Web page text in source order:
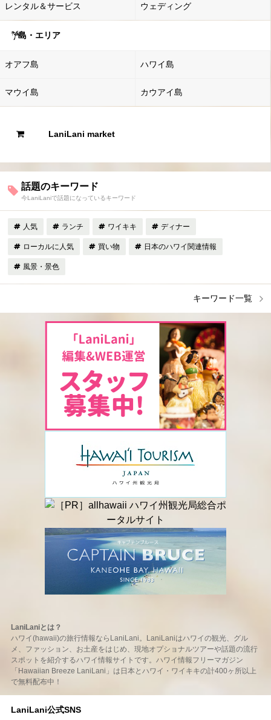
レンタル＆サービス ウェディング
島・エリア
オアフ島 ハワイ島
マウイ島 カウアイ島
LaniLani market
話題のキーワード
今LaniLaniで話題になっているキーワード
人気 ランチ ワイキキ ディナー
ローカルに人気 買い物 日本のハワイ関連情報
風景・景色
キーワード一覧
LaniLaniとは？
ハワイ(hawaii)の旅行情報ならLaniLani。LaniLaniはハワイの観光、グル
メ、ファッション、お土産をはじめ、現地オプショナルツアーや話題の流行
スポットを紹介するハワイ情報サイトです。ハワイ情報フリーマガジン
「Hawaiian Breeze LaniLani」は日本とハワイ・ワイキキの計400ヶ所以上
で無料配布中！
LaniLani公式SNS